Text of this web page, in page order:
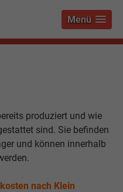
Menü
produziert und wie
sind. Sie befinden
und können innerhalb
nach Klein